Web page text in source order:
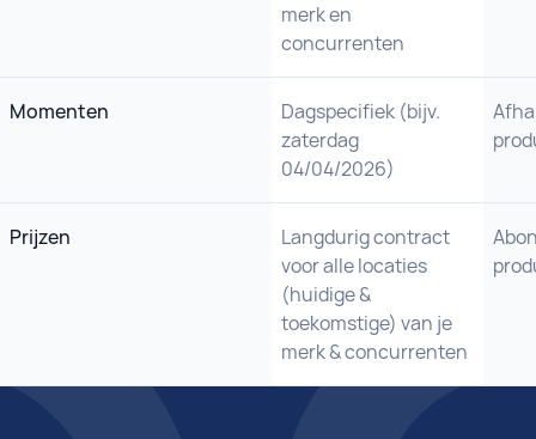
merk en
concurrenten
Momenten
Dagspecifiek (bijv.
zaterdag
04/04/2026)
Prijzen
Langdurig contract
voor alle locaties
(huidige &
toekomstige) van je
merk & concurrenten